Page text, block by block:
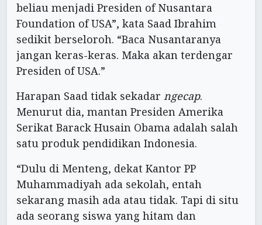
beliau menjadi Presiden of Nusantara
Foundation of USA”, kata Saad Ibrahim
sedikit berseloroh. “Baca Nusantaranya
jangan keras-keras. Maka akan terdengar
Presiden of USA.”
Harapan Saad tidak sekadar ngecap.
Menurut dia, mantan Presiden Amerika
Serikat Barack Husain Obama adalah salah
satu produk pendidikan Indonesia.
“Dulu di Menteng, dekat Kantor PP
Muhammadiyah ada sekolah, entah
sekarang masih ada atau tidak. Tapi di situ
ada seorang siswa yang hitam dan